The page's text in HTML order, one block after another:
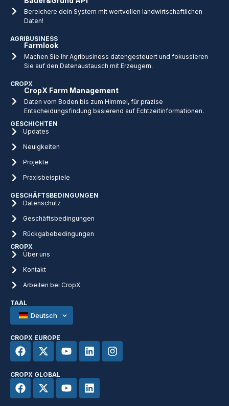
Bereichere dein System mit wertvollen landwirtschaftlichen
Daten!
AGRIBUSINESS
Farmlook
Machen Sie Ihr Agribusiness datengesteuert und fokussieren
Sie auf den Datenaustausch mit Erzeugern.
CROPX
CropX Farm Management
Daten vom Boden bis zum Himmel, für präzise
Entscheidungsfindung basierend auf Echtzeitinformationen.
GESCHICHTEN
Updates
Neuigkeiten
Projekte
Praxisbeispiele
GESCHÄFTSBEDINGUNGEN
Datenschutz
Geschäftsbedingungen
Rückgabebedingungen
CROPX
Über uns
Kontakt
Arbeiten bei CropX
TAAL
Deutsch
CROPX EUROPE
CROPX GLOBAL